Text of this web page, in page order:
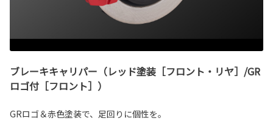
ブレーキキャリパー（レッド塗装［フロント・リヤ］/GR
ロゴ付［フロント］）
GRロゴ＆赤色塗装で、足回りに個性を。